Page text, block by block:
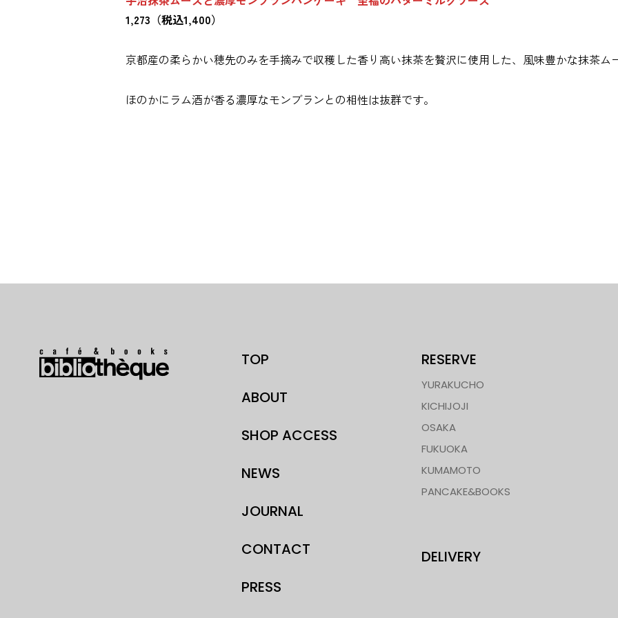
1,273（税込1,400）
京都産の柔らかい穂先のみを手摘みで収穫した香り高い抹茶を贅沢に使用した、風味豊かな抹茶ム
ほのかにラム酒が香る濃厚なモンブランとの相性は抜群です。
TOP
ABOUT
SHOP ACCESS
NEWS
JOURNAL
CONTACT
PRESS
RESERVE
YURAKUCHO
KICHIJOJI
OSAKA
FUKUOKA
KUMAMOTO
PANCAKE&BOOKS
DELIVERY